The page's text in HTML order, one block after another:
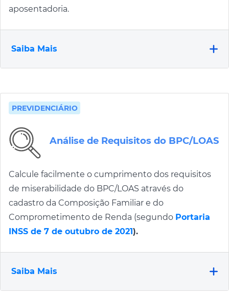
aposentadoria.
Saiba Mais
PREVIDENCIÁRIO
Análise de Requisitos do BPC/LOAS
Calcule facilmente o cumprimento dos requisitos
de miserabilidade do BPC/LOAS através do
cadastro da Composição Familiar e do
Comprometimento de Renda (segundo Portaria
INSS de 7 de outubro de 2021).
Saiba Mais